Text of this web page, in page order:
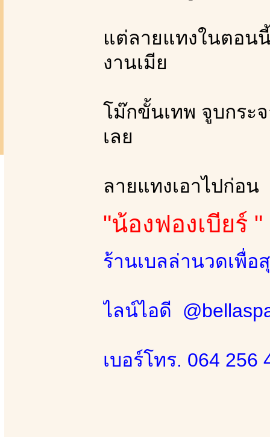
แต่ลายแทงในตอน
งานเมีย
โม๊กขั้นเทพ จูบกระ
เลย
ลายแทงเอาไปก่อน
"น้องฟองเบียร์ "
ร้านเบลล่านวดเพื่
ไลน์ไอดี
เบอร์โทร. 064 256